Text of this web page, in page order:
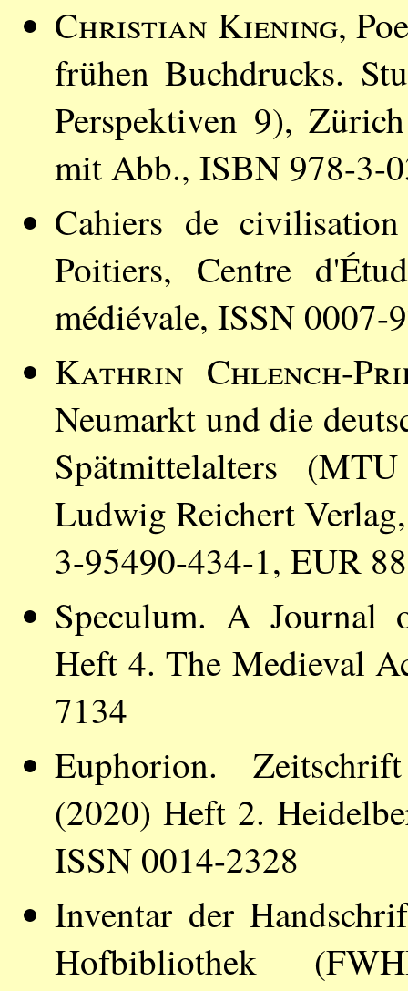
Christian Kiening,
frühen Buchdrucks.
Perspektiven 9),
mit Abb., ISBN 978-3-
Cahiers de
Poitiers, Centre
médiévale, ISSN 0007-
Kathrin Chlench-
Neumarkt und die
Spätmittelalters
Ludwig Reichert
3-95490-434-1, EUR
Speculum. A Journal
Heft 4. The Medieval
7134
Euphorion.
(2020) Heft 2.
ISSN 0014-2328
Inventar der
Hofbibliothek